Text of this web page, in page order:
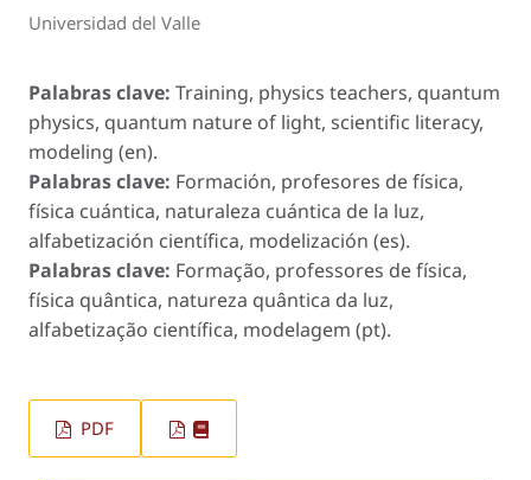
Universidad del Valle
Palabras clave: Training, physics teachers, quantum
physics, quantum nature of light, scientific literacy,
modeling (en).
Palabras clave: Formación, profesores de física,
física cuántica, naturaleza cuántica de la luz,
alfabetización científica, modelización (es).
Palabras clave: Formação, professores de física,
física quântica, natureza quântica da luz,
alfabetização científica, modelagem (pt).
PDF